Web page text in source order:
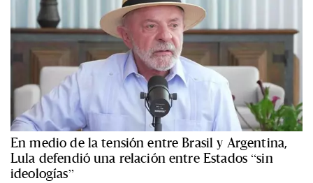
En medio de la tensión entre Brasil y Argentina,
Lula defendió una relación entre Estados “sin
ideologías”